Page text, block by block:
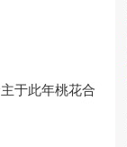
于此年桃花合